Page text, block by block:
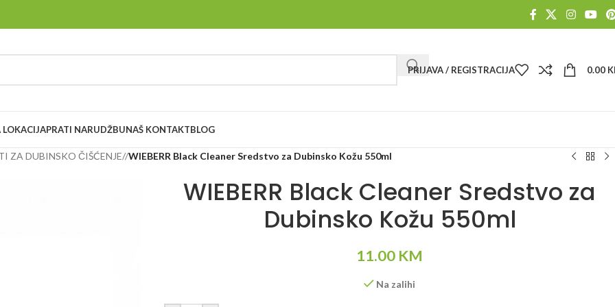
PRIJAVA / REGISTRACIJA 0.00
LOKACIJAPRATI NARUDŽBUNAŠ KONTAKTBLOG
ZA DUBINSKO ČIŠĆENJE/ WIEBERR Black Cleaner Sredstvo za Dubinsko Kožu 550ml
WIEBERR Black Cleaner Sredstvo za
Dubinsko Kožu 550ml
11.00 KM
Na zalihi